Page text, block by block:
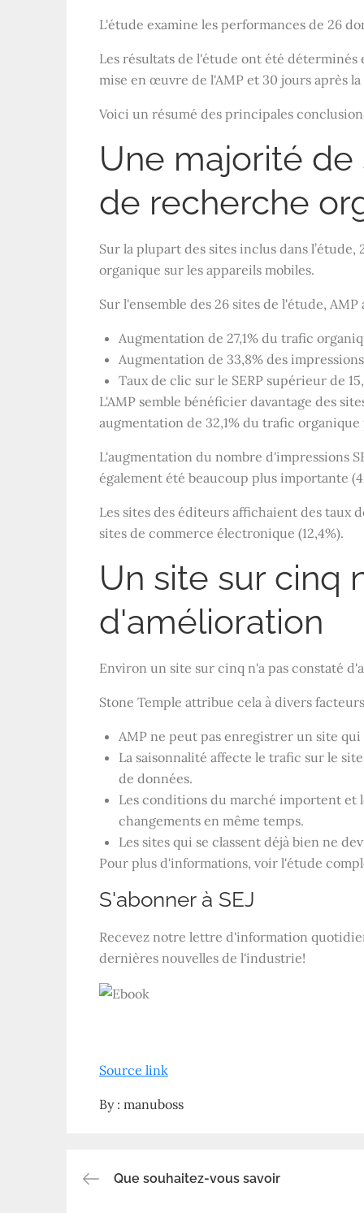
L'étude examine les performances de 26
Les résultats de l'étude ont été déterminés
mise en œuvre de l'AMP et 30 jours après
Voici un résumé des principales
Une majorité de
de recherche
Sur la plupart des sites inclus dans
organique sur les appareils mobiles.
Sur l'ensemble des 26 sites de l'étude, AMP
Augmentation de 27,1% du trafic
Augmentation de 33,8% des impressions
Taux de clic sur le SERP supérieur de
L'AMP semble bénéficier davantage des
augmentation de 32,1% du trafic
L'augmentation du nombre d'impressions
également été beaucoup plus importante
Les sites des éditeurs affichaient des taux
sites de commerce électronique (12,4%).
Un site sur cinq
d'amélioration
Environ un site sur cinq n'a pas constaté
Stone Temple attribue cela à divers
AMP ne peut pas enregistrer un site
La saisonnalité affecte le trafic sur le
de données.
Les conditions du marché importent
changements en même temps.
Les sites qui se classent déjà bien ne
Pour plus d'informations, voir l'étude
S'abonner à SEJ
Recevez notre lettre d'information
dernières nouvelles de l'industrie!
Source link
By : manuboss
Que souhaitez-vous savoir